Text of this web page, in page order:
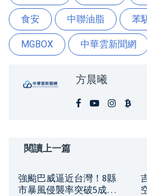
食安 中聯油脂 苯
MGBOX 中華雲新聞網
方晨曦
閱讀上一篇
強颱巴威逼近台灣！8縣
市暴風侵襲率突破5成